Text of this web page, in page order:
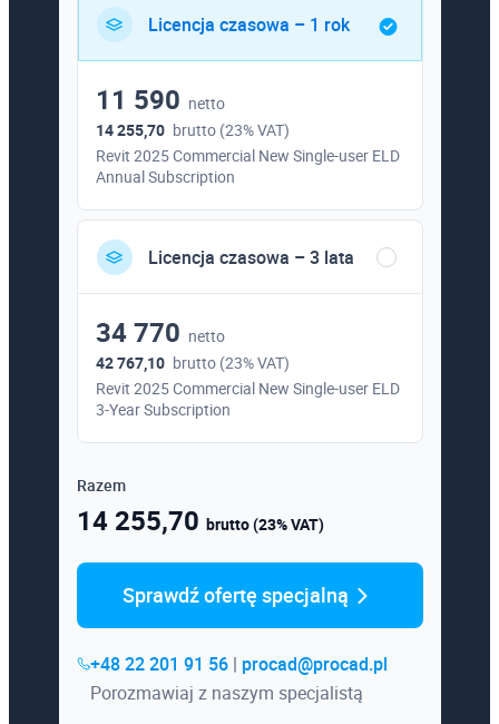
Licencja czasowa – 1 rok
11 590 netto
14 255,70 brutto (23% VAT)
Revit 2025 Commercial New Single-user ELD
Annual Subscription
Licencja czasowa – 3 lata
34 770 netto
42 767,10 brutto (23% VAT)
Revit 2025 Commercial New Single-user ELD
3-Year Subscription
Razem
14 255,70 brutto (23% VAT)
Sprawdź ofertę specjalną
+48 22 201 91 56| procad@procad.pl
Porozmawiaj z naszym specjalistą